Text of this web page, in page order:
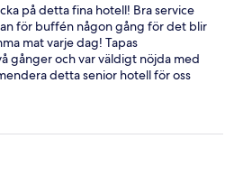
på detta fina hotell! Bra service
för buffén någon gång för det blir
mat varje dag! Tapas
gånger och var väldigt nöjda med
detta senior hotell för oss
än för barnvagnar! Vi är
igen!